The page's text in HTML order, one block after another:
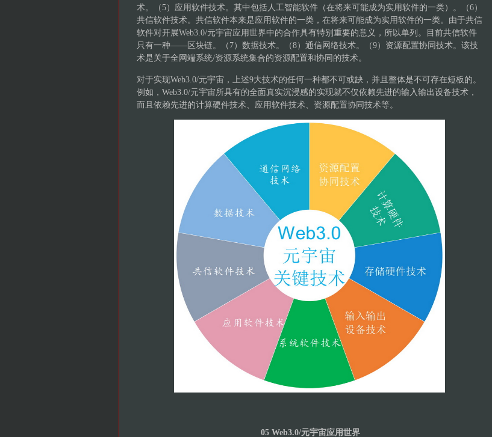
术。（5）应用软件技术。其中包括人工智能软件（在将来可能成为实用软件的一类）。（6）
共信软件技术。共信软件本来是应用软件的一类，在将来可能成为实用软件的一类。由于共信
软件对开展Web3.0/元宇宙应用世界中的合作具有特别重要的意义，所以单列。目前共信软件
只有一种——区块链。（7）数据技术。（8）通信网络技术。（9）资源配置协同技术。该技
术是关于全网端系统/资源系统集合的资源配置和协同的技术。
对于实现Web3.0/元宇宙，上述9大技术的任何一种都不可或缺，并且整体是不可存在短板的。
例如，Web3.0/元宇宙所具有的全面真实沉浸感的实现就不仅依赖先进的输入输出设备技术，
而且依赖先进的计算硬件技术、应用软件技术、资源配置协同技术等。
05 Web3.0/元宇宙应用世界